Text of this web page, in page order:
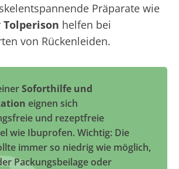
Präparate wie
Tolperison helfen bei
von Rückenleiden.
Soforthilfe und
eignen sich
und rezeptfreie
wie Ibuprofen. Wichtig: Die
immer so niedrig wie möglich,
Packungsbeilage oder